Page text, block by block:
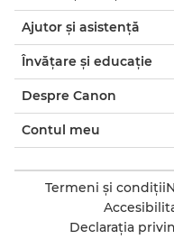
Ajutor şi asistenţă
Învăţare şi educaţie
Despre Canon
Contul meu
Termeni şi condiţii
Declaraţia